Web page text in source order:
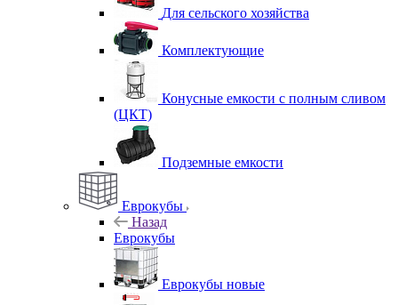
Для сельского хозяйства
Комплектующие
Конусные емкости с полным сливом
(ЦКТ)
Подземные емкости
Еврокубы
Назад
Еврокубы
Еврокубы новые